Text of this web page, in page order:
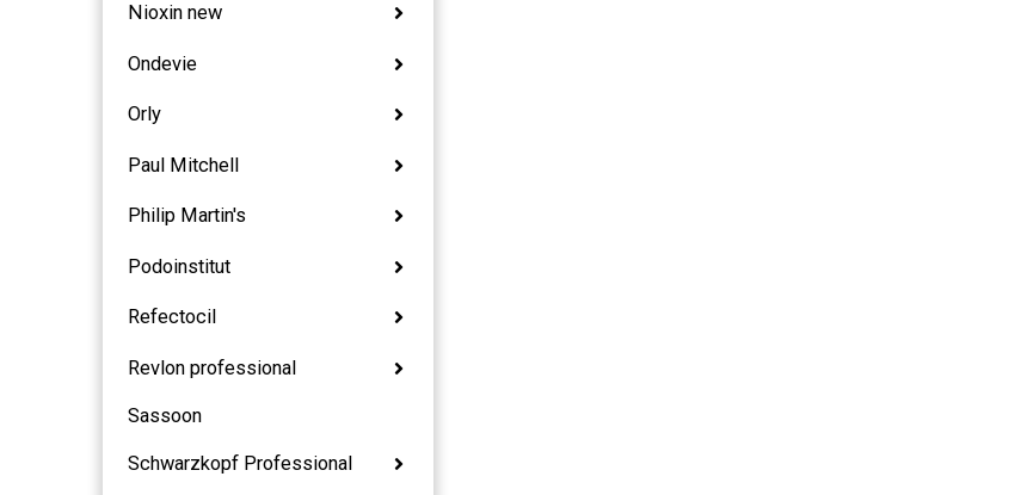
Nioxin new
Ondevie
Orly
Paul Mitchell
Philip Martin's
Podoinstitut
Refectocil
Revlon professional
Sassoon
Schwarzkopf Professional